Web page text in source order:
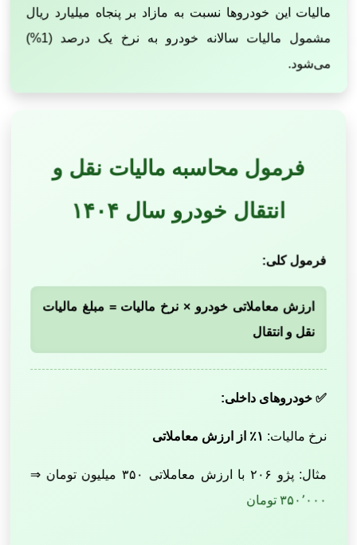
مالیات این خودروها نسبت به مازاد بر پنجاه میلیارد ریال
مشمول مالیات سالانه خودرو به نرخ یک درصد (1%)
می‌شود.
فرمول محاسبه مالیات نقل و
انتقال خودرو سال ۱۴۰۴
فرمول کلی:
ارزش معاملاتی خودرو × نرخ مالیات = مبلغ مالیات
نقل و انتقال
✅ خودروهای داخلی:
نرخ مالیات: ۱٪ از ارزش معاملاتی
مثال: پژو ۲۰۶ با ارزش معاملاتی ۳۵۰ میلیون تومان ⇒
۳۵۰٬۰۰۰ تومان